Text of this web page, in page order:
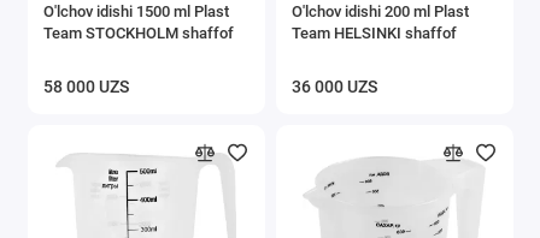
O'lchov idishi 1500 ml Plast
Team STOCKHOLM shaffof
58 000 UZS
O'lchov idishi 200 ml Plast
Team HELSINKI shaffof
36 000 UZS